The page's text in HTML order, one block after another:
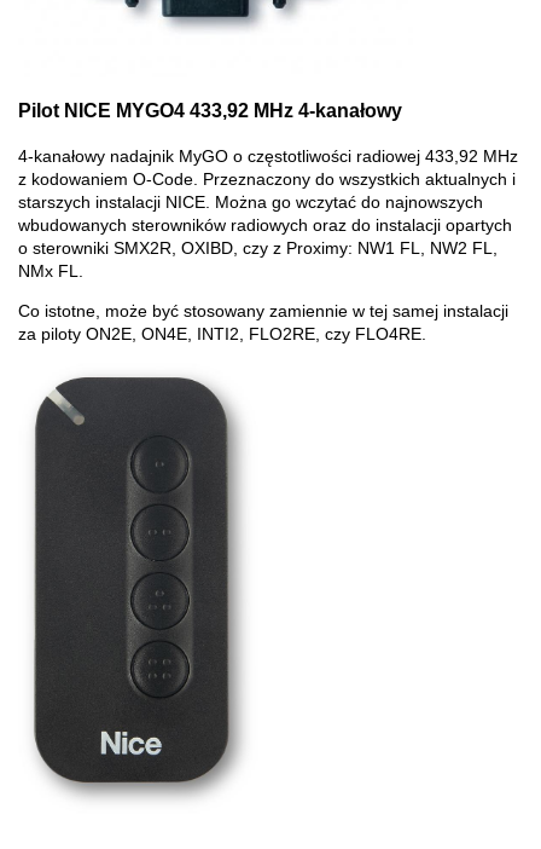
Pilot NICE MYGO4 433,92 MHz 4-kanałowy
4-kanałowy nadajnik MyGO o częstotliwości radiowej 433,92 MHz
z kodowaniem O-Code. Przeznaczony do wszystkich aktualnych i
starszych instalacji NICE. Można go wczytać do najnowszych
wbudowanych sterowników radiowych oraz do instalacji opartych
o sterowniki SMX2R, OXIBD, czy z Proximy: NW1 FL, NW2 FL,
NMx FL.
Co istotne, może być stosowany zamiennie w tej samej instalacji
za piloty ON2E, ON4E, INTI2, FLO2RE, czy FLO4RE.